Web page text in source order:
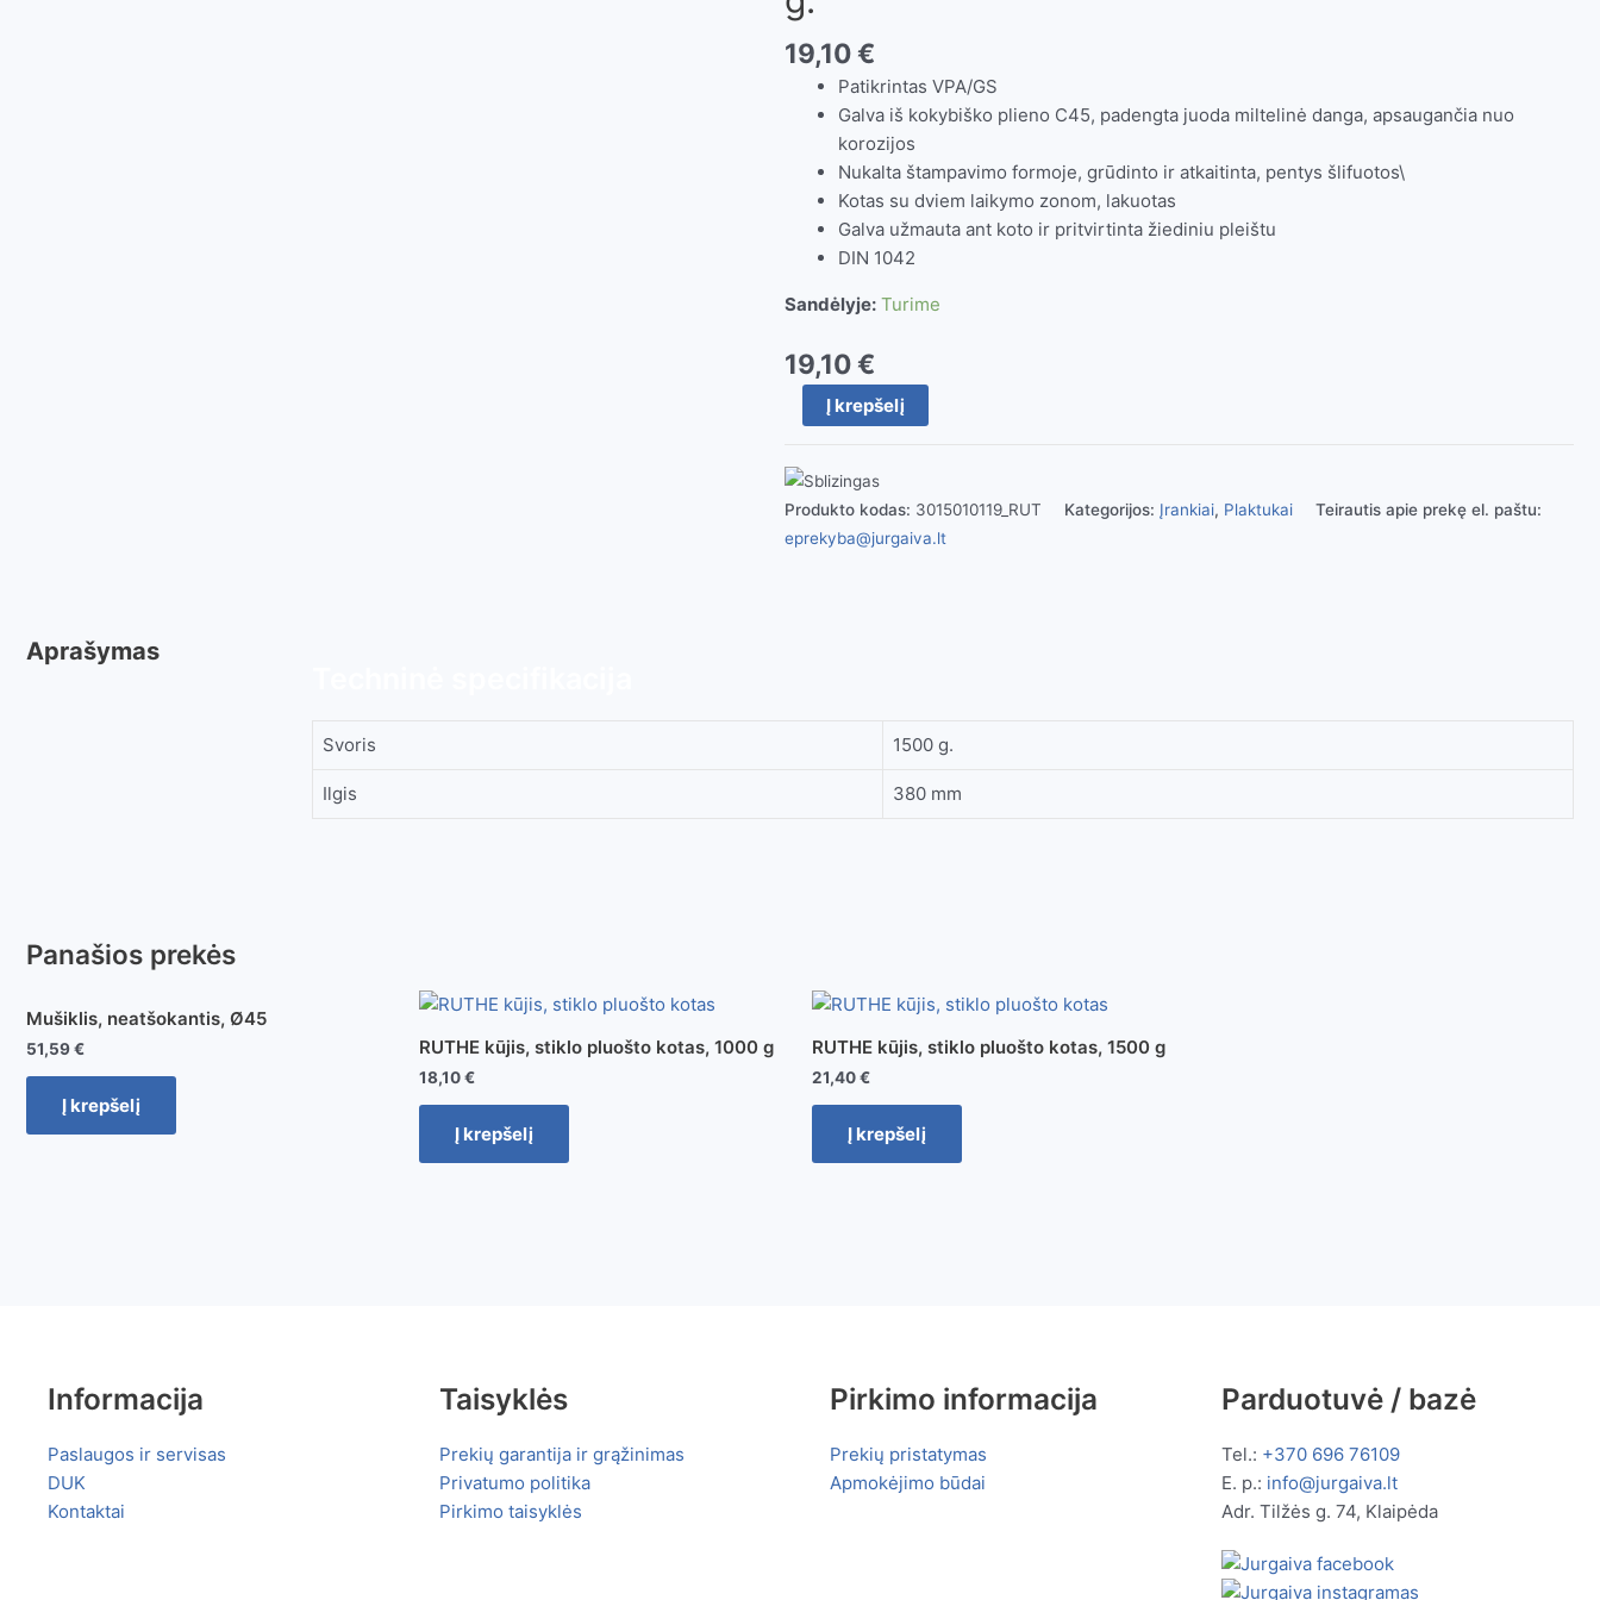
19,10€
Patikrintas VPA/GS
Galva iš kokybiško plieno C45, padengta juoda miltelinė danga, apsaugančia nuo
korozijos
Nukalta štampavimo formoje, grūdinto ir atkaitinta, pentys šlifuotos\
Kotas su dviem laikymo zonom, lakuotas
Galva užmauta ant koto ir pritvirtinta žiediniu pleištu
DIN 1042
Sandėlyje: Turime
19,10€
produkto
kiekis:
šaltkalvio
plaktukas
uosio
Į krepšelį
Produkto kodas: 3015010119_RUT Kategorijos: Įrankiai, Plaktukai
Teirautis apie prekę el. paštu:
eprekyba@jurgaiva.lt
Aprašymas
Svoris 1500 g.
Ilgis 380 mm
Panašios prekės
Mušiklis, neatšokantis, Ø45
51,59€
Į krepšelį
RUTHE kūjis, stiklo pluošto kotas, 1000 g
18,10€
Į krepšelį
RUTHE kūjis, stiklo pluošto kotas, 1500 g
21,40€
Į krepšelį
Informacija
Paslaugos ir servisas
DUK
Kontaktai
Taisyklės
Prekių garantija ir grąžinimas
Privatumo politika
Pirkimo taisyklės
Pirkimo informacija
Prekių pristatymas
Apmokėjimo būdai
Parduotuvė / bazė
Tel.: +370 696 76109
E. p.: info@jurgaiva.lt
Adr. Tilžės g. 74, Klaipėda